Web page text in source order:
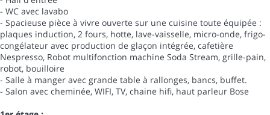
- WC avec lavabo
- Spacieuse pièce à vivre ouverte sur une cuisine toute équipée :
plaques induction, 2 fours, hotte, lave-vaisselle, micro-onde, frigo-
congélateur avec production de glaçon intégrée, cafetière
Nespresso, Robot multifonction machine Soda Stream, grille-pain,
robot, bouilloire
- Salle à manger avec grande table à rallonges, bancs, buffet.
- Salon avec cheminée, WIFI, TV, chaine hifi, haut parleur Bose